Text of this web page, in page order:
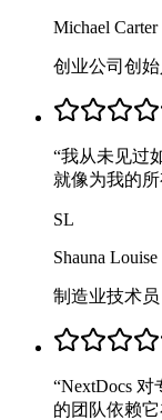
Michael Carter
创业公司创始
“我从未见过
就像为我的
SL
Shauna Louise
制造业技术员
“NextDocs
的团队依赖